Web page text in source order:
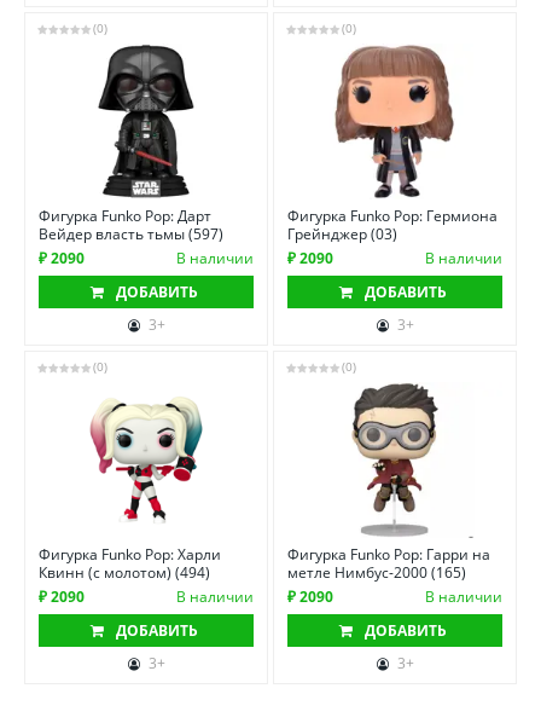
(0)
Фигурка Funko Pop: Дарт
Вейдер власть тьмы (597)
₽ 2090
В наличии
ДОБАВИТЬ
3+
(0)
Фигурка Funko Pop: Гермиона
Грейнджер (03)
₽ 2090
В наличии
ДОБАВИТЬ
3+
(0)
Фигурка Funko Pop: Харли
Квинн (с молотом) (494)
₽ 2090
В наличии
ДОБАВИТЬ
3+
(0)
Фигурка Funko Pop: Гарри на
метле Нимбус-2000 (165)
₽ 2090
В наличии
ДОБАВИТЬ
3+